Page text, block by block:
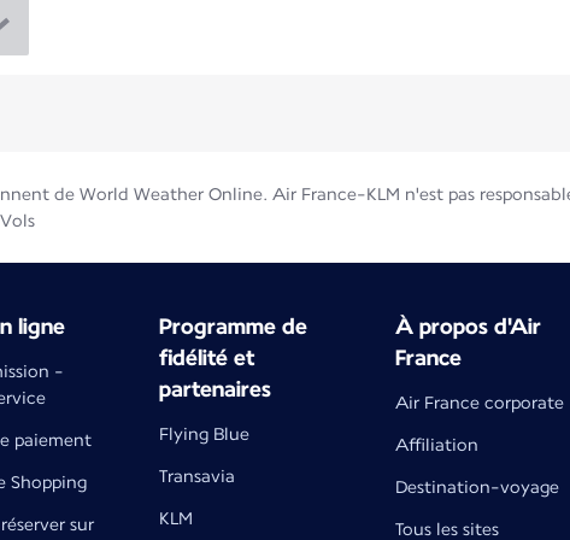
de World Weather Online. Air France-KLM n'est pas
ligne
-
paiement
Shopping
sur
Programme de
fidélité et
partenaires
Flying Blue
Transavia
KLM
À propos d'Air
France
Air France corporate
Affiliation
Destination-voyage
Tous les sites